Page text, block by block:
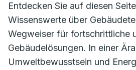
Entdecken Sie auf diesen
Wissenswerte über
Wegweiser für fortschrittliche
Gebäudelösungen. In einer
Umweltbewusstsein und